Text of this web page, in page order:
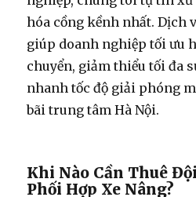
hóa cồng kềnh nhất. Dịch
giúp doanh nghiệp tối ưu
chuyển, giảm thiểu tối đa
nhanh tốc độ giải phóng
bãi trung tâm Hà Nội.
Khi Nào Cần Thuê
Phối Hợp Xe Nâng?